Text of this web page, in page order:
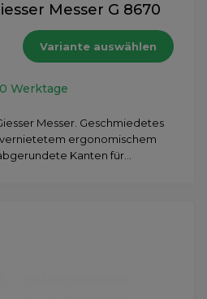
Messer G 8670
Variante auswählen
Werktage
Messer. Geschmiedetes
ergonomischem
Kanten für...